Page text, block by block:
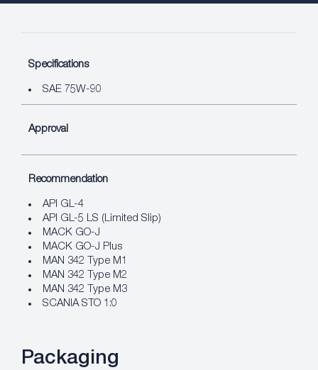
Specifications
SAE 75W-90
Approval
Recommendation
API GL-4
API GL-5 LS (Limited Slip)
MACK GO-J
MACK GO-J Plus
MAN 342 Type M1
MAN 342 Type M2
MAN 342 Type M3
SCANIA STO 1:0
Packaging